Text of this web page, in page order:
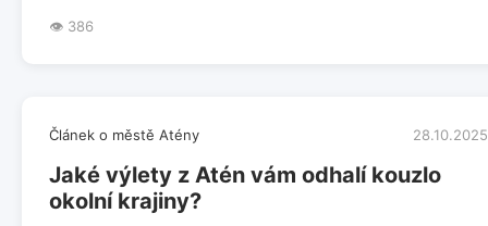
👁️ 386
Článek o městě Atény 28.10.2025
Jaké výlety z Atén vám odhalí kouzlo
okolní krajiny?